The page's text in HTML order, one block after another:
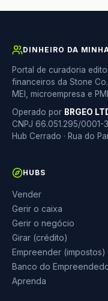
DINHEIRO DA
Portal de curadoria
financeiros da Stone
MEI, microempresa e
Operado por BRGEO
CNPJ 66.051.295/0001-
Hub Cerrado · Rua do
HUBS
Vender
Gerir o caixa
Gerir o negócio
Girar (crédito)
Empreender (impostos)
Banco do
Aprenda